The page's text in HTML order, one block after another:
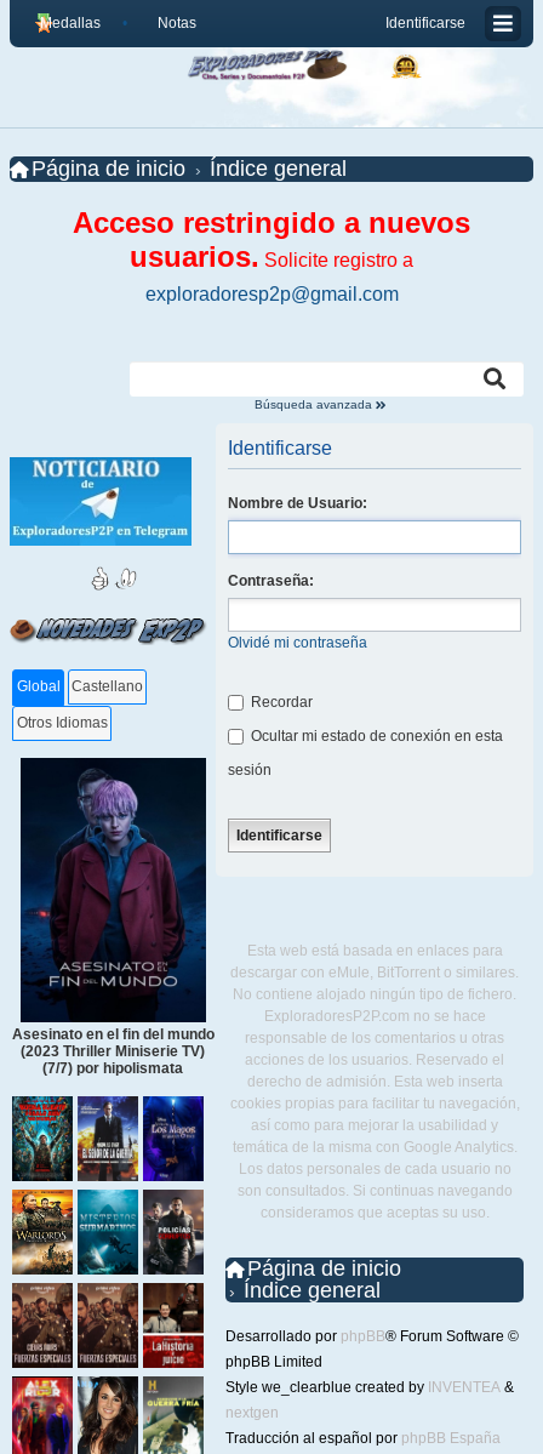
Identificarse
Medallas Notas
Página de inicio Índice general
Acceso restringido a nuevos
usuarios. Solicite registro a
exploradoresp2p@gmail.com
Búsqueda avanzada
Global Castellano
Otros Idiomas
Asesinato en el fin del mundo
(2023 Thriller Miniserie TV)
(7/7) por hipolismata
Identificarse
Nombre de Usuario:
Contraseña:
Olvidé mi contraseña
Recordar
Ocultar mi estado de conexión en esta
sesión
Esta web está basada en enlaces para
descargar con eMule, BitTorrent o similares.
No contiene alojado ningún tipo de fichero.
ExploradoresP2P.com no se hace
responsable de los comentarios u otras
acciones de los usuarios. Reservado el
derecho de admisión. Esta web inserta
cookies propias para facilitar tu navegación,
así como para mejorar la usabilidad y
temática de la misma con Google Analytics.
Los datos personales de cada usuario no
son consultados. Si continuas navegando
consideramos que aceptas su uso.
Página de inicio
Índice general
Desarrollado por phpBB® Forum Software ©
phpBB Limited
Style we_clearblue created by INVENTEA &
nextgen
Traducción al español por phpBB España